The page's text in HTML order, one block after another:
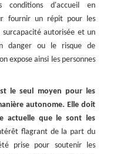
conditions d'accueil en
fournir un répit pour les
surcapacité autorisée et un
danger ou le risque de
expose ainsi les personnes
le seul moyen pour les
autonome. Elle doit
actuelle que le sont les
flagrant de la part du
prise pour soutenir les